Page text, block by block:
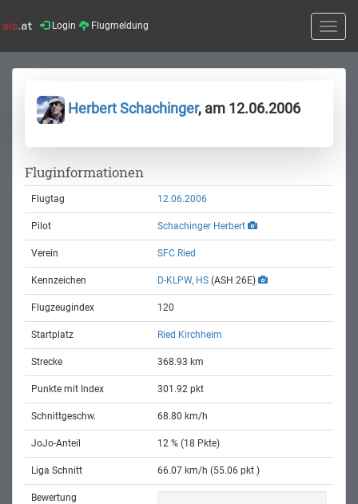
Login Flugmeldung
Toggle
Herbert Schachinger, am 12.06.2006
Fluginformationen
Flugtag 12.06.2006
Pilot Schachinger Herbert
Verein SFC Ried
Kennzeichen D-KLPW, HS (ASH 26E)
Flugzeugindex 120
Startplatz Ried Kirchheim
Strecke 368.93 km
Punkte mit Index 301.92 pkt
Schnittgeschw. 68.80 km/h
JoJo-Anteil 12 % (18 Pkte)
Liga Schnitt 66.07 km/h (55.06 pkt )
Bewertung